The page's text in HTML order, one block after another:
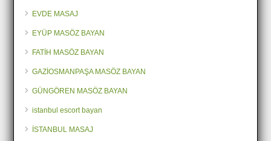
EVDE MASAJ
EYÜP MASÖZ BAYAN
FATİH MASÖZ BAYAN
GAZİOSMANPAŞA MASÖZ BAYAN
GÜNGÖREN MASÖZ BAYAN
istanbul escort bayan
İSTANBUL MASAJ